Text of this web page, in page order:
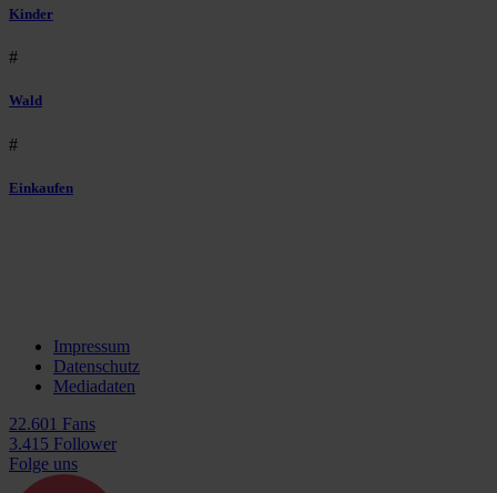
Kinder
#
Wald
#
Einkaufen
Impressum
Datenschutz
Mediadaten
22.601 Fans
3.415 Follower
Folge uns